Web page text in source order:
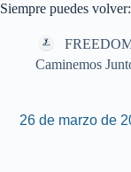
Siempre puedes
Caminemos
26 de marzo de